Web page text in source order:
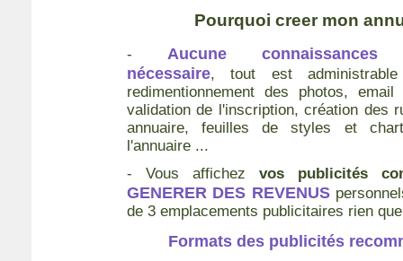
Pourquoi creer mon
- Aucune connaissances
nécessaire, tout est
redimentionnement des photos, email
validation de l'inscription, création des
annuaire, feuilles de styles et
l'annuaire ...
- Vous affichez vos publicités
GENERER DES REVENUS
de 3 emplacements publicitaires rien
Formats des publicités